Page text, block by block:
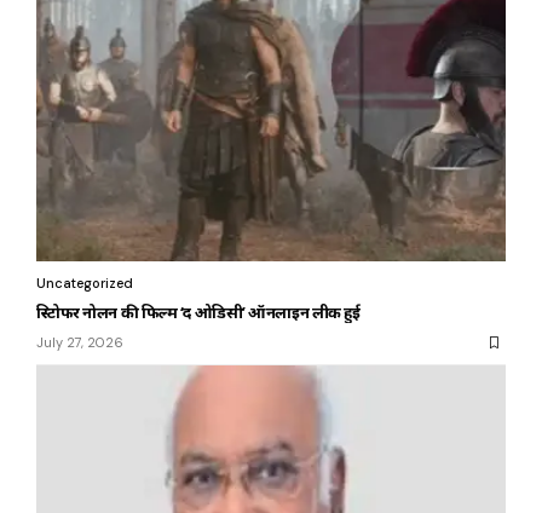
Uncategorized
क्रिस्टोफर नोलन की फिल्म ‘द ओडिसी’ ऑनलाइन लीक हुई
July 27, 2026